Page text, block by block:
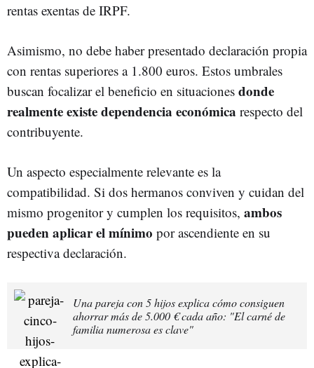
rentas exentas de IRPF.
Asimismo, no debe haber presentado declaración propia
con rentas superiores a 1.800 euros. Estos umbrales
buscan focalizar el beneficio en situaciones donde
realmente existe dependencia económica respecto del
contribuyente.
Un aspecto especialmente relevante es la
compatibilidad. Si dos hermanos conviven y cuidan del
mismo progenitor y cumplen los requisitos, ambos
pueden aplicar el mínimo por ascendiente en su
respectiva declaración.
Una pareja con 5 hijos explica cómo consiguen
ahorrar más de 5.000 € cada año: "El carné de
familia numerosa es clave"